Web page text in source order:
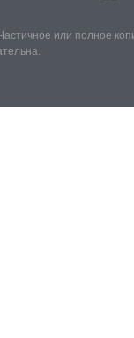
или полное